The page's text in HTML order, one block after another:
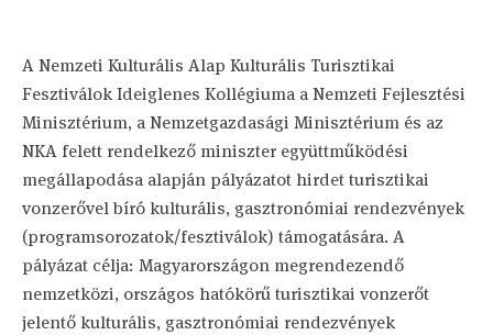
A Nemzeti Kulturális Alap Kulturális Turisztikai
Fesztiválok Ideiglenes Kollégiuma a Nemzeti Fejlesztési
Minisztérium, a Nemzetgazdasági Minisztérium és az
NKA felett rendelkező miniszter együttműködési
megállapodása alapján pályázatot hirdet turisztikai
vonzerővel bíró kulturális, gasztronómiai rendezvények
(programsorozatok/fesztiválok) támogatására. A
pályázat célja: Magyarországon megrendezendő
nemzetközi, országos hatókörű turisztikai vonzerőt
jelentő kulturális, gasztronómiai rendezvények